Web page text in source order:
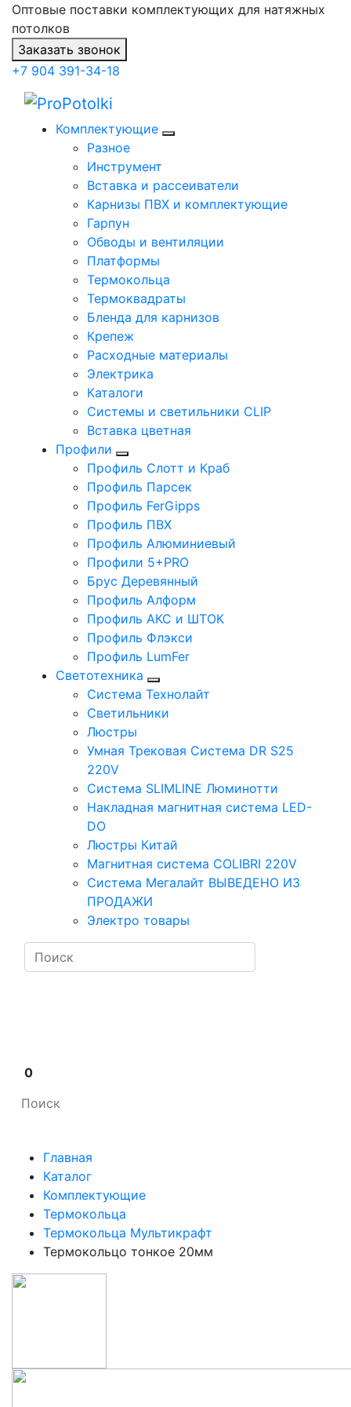
Оптовые поставки комплектующих для натяжных
потолков
Заказать звонок
+7 904 391-34-18
Комплектующие
Разное
Инструмент
Вставка и рассеиватели
Карнизы ПВХ и комплектующие
Гарпун
Обводы и вентиляции
Платформы
Термокольца
Термоквадраты
Бленда для карнизов
Крепеж
Расходные материалы
Электрика
Каталоги
Системы и светильники CLIP
Вставка цветная
Профили
Профиль Слотт и Краб
Профиль Парсек
Профиль FerGipps
Профиль ПВХ
Профиль Алюминиевый
Профили 5+PRO
Брус Деревянный
Профиль Алформ
Профиль АКС и ШТОК
Профиль Флэкси
Профиль LumFer
Светотехника
Система Технолайт
Светильники
Люстры
Умная Трековая Система DR S25
220V
Система SLIMLINE Люминотти
Накладная магнитная система LED-
DO
Люстры Китай
Магнитная система COLIBRI 220V
Система Мегалайт ВЫВЕДЕНО ИЗ
ПРОДАЖИ
Электро товары
0
Главная
Каталог
Комплектующие
Термокольца
Термокольца Мультикрафт
Термокольцо тонкое 20мм